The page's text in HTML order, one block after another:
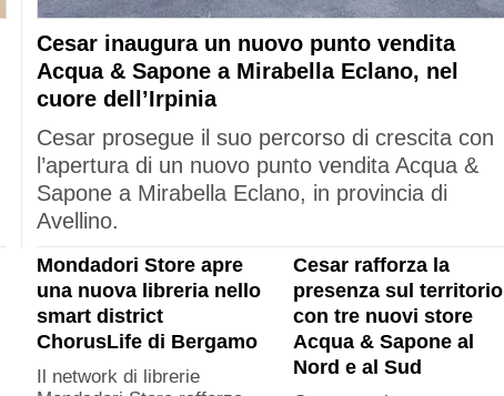
Cesar inaugura un nuovo punto vendita
Acqua & Sapone a Mirabella Eclano, nel
cuore dell’Irpinia
Cesar prosegue il suo percorso di crescita con
l’apertura di un nuovo punto vendita Acqua &
Sapone a Mirabella Eclano, in provincia di
Avellino.
Mondadori Store apre
una nuova libreria nello
smart district
ChorusLife di Bergamo
Il network di librerie
Cesar rafforza la
presenza sul territorio
con tre nuovi store
Acqua & Sapone al
Nord e al Sud